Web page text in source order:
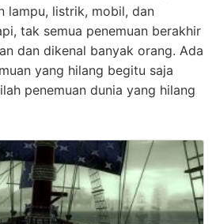
lampu, listrik, mobil, dan
tak semua penemuan berakhir
dan dikenal banyak orang. Ada
yang hilang begitu saja
penemuan dunia yang hilang